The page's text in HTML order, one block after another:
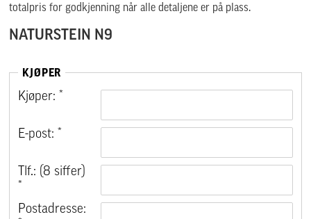
totalpris for godkjenning når alle detaljene er på plass.
NATURSTEIN N9
KJØPER
Kjøper: *
E-post: *
Tlf.: (8 siffer)
Postadresse: